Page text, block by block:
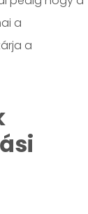
a
a